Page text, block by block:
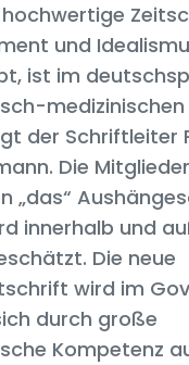
und
ist im
medizinischen
der Schriftleiter
Die
„das“
innerhalb und
Die neue
wird im
durch große
Kompetenz